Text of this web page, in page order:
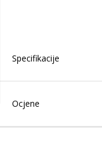
Specifikacije
Ocjene